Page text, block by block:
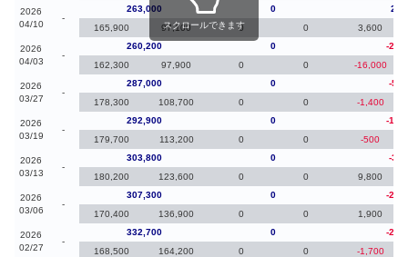
2026
04/10
-
263,000 0
165,900
97,100 0 0 3,600
2026
04/03
-
260,200 0
-
162,300
97,900 0 0 -16,000
2026
03/27
-
287,000 0
-
178,300
108,700 0 0 -1,400
2026
03/19
-
292,900 0
-
179,700
113,200 0 0 -500
2026
03/13
-
303,800 0
-
180,200
123,600 0 0 9,800
2026
03/06
-
307,300 0
-
170,400
136,900 0 0 1,900
2026
02/27
-
332,700 0
-
168,500
164,200 0 0 -1,700
スクロールできます